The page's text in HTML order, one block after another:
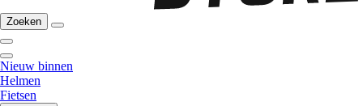
Zoeken
Nieuw binnen
Helmen
Fietsen